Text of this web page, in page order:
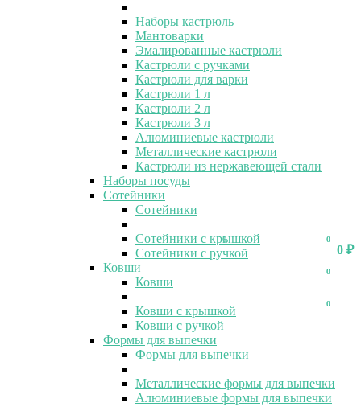
0
0 ₽
0
0
0
Наборы кастрюль
Мантоварки
Эмалированные кастрюли
Кастрюли с ручками
Кастрюли для варки
Кастрюли 1 л
Кастрюли 2 л
Кастрюли 3 л
Алюминиевые кастрюли
Металлические кастрюли
Кастрюли из нержавеющей стали
Наборы посуды
Сотейники
Сотейники
Сотейники с крышкой
Сотейники с ручкой
Ковши
Ковши
Ковши с крышкой
Ковши с ручкой
Формы для выпечки
Формы для выпечки
Металлические формы для выпечки
Алюминиевые формы для выпечки